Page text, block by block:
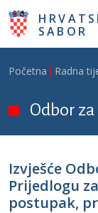
Skoči na glavni
SABOR
Početna Radna
Odbor
Izvješće
Prijedlogu
postupak,